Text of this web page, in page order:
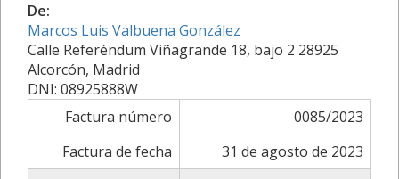
De:
Marcos Luis Valbuena González
Calle Referéndum Viñagrande 18, bajo 2 28925
Alcorcón, Madrid
DNI: 08925888W
Factura número
0085/2023
Factura de fecha
31 de agosto de 2023